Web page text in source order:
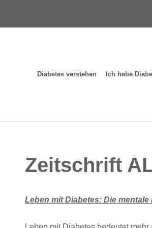
Diabetes verstehen Ich habe
Zeitschrift
Leben mit Diabetes: Die